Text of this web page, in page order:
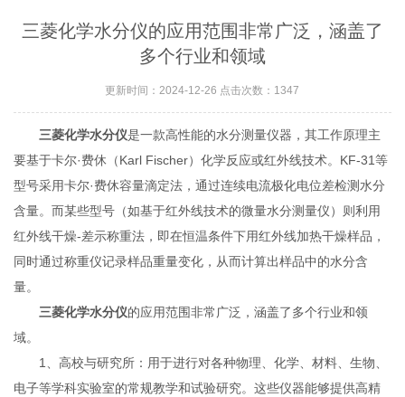
三菱化学水分仪的应用范围非常广泛，涵盖了
多个行业和领域
更新时间：2024-12-26 点击次数：1347
三菱化学水分仪是一款高性能的水分测量仪器，其工作原理主
要基于卡尔·费休（Karl Fischer）化学反应或红外线技术。KF-31等
型号采用卡尔·费休容量滴定法，通过连续电流极化电位差检测水分
含量。而某些型号（如基于红外线技术的微量水分测量仪）则利用
红外线干燥-差示称重法，即在恒温条件下用红外线加热干燥样品，
同时通过称重仪记录样品重量变化，从而计算出样品中的水分含
量。
三菱化学水分仪的应用范围非常广泛，涵盖了多个行业和领
域。
1、高校与研究所：用于进行对各种物理、化学、材料、生物、
电子等学科实验室的常规教学和试验研究。这些仪器能够提供高精